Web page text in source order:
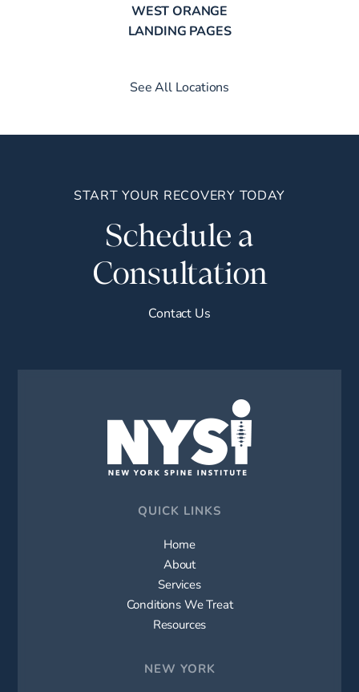
WEST ORANGE
LANDING PAGES
See All Locations
START YOUR RECOVERY TODAY
Schedule a
Consultation
Contact Us
QUICK LINKS
Home
About
Services
Conditions We Treat
Resources
NEW YORK